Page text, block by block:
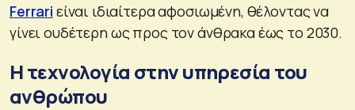
Ferrari είναι ιδιαίτερα αφοσιωμένη, θέλοντας να
γίνει ουδέτερη ως προς τον άνθρακα έως το 2030.
Η τεχνολογία στην υπηρεσία του
ανθρώπου